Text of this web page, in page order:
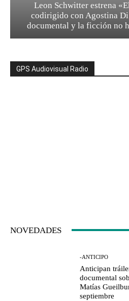
Leon Schwitter estrena
codirigido con Agostina
documental y la ficción no
GPS Audiovisual Radio
NOVEDADES
-ANTICIPO
Anticipan
documental
Matías
septiembre